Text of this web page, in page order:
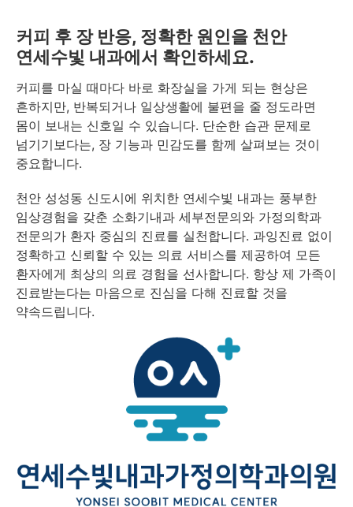
커피 후 장 반응, 정확한 원인을 천안
연세수빛 내과에서 확인하세요.
커피를 마실 때마다 바로 화장실을 가게 되는 현상은
흔하지만, 반복되거나 일상생활에 불편을 줄 정도라면
몸이 보내는 신호일 수 있습니다. 단순한 습관 문제로
넘기기보다는, 장 기능과 민감도를 함께 살펴보는 것이
중요합니다.
천안 성성동 신도시에 위치한 연세수빛 내과는 풍부한
임상경험을 갖춘 소화기내과 세부전문의와 가정의학과
전문의가 환자 중심의 진료를 실천합니다. 과잉진료 없이
정확하고 신뢰할 수 있는 의료 서비스를 제공하여 모든
환자에게 최상의 의료 경험을 선사합니다. 항상 제 가족이
진료받는다는 마음으로 진심을 다해 진료할 것을
약속드립니다.